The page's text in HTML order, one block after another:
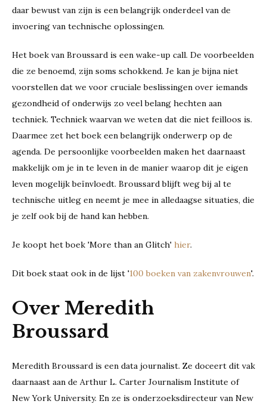
daar bewust van zijn is een belangrijk onderdeel van de
invoering van technische oplossingen.
Het boek van Broussard is een wake-up call. De voorbeelden
die ze benoemd, zijn soms schokkend. Je kan je bijna niet
voorstellen dat we voor cruciale beslissingen over iemands
gezondheid of onderwijs zo veel belang hechten aan
techniek. Techniek waarvan we weten dat die niet feilloos is.
Daarmee zet het boek een belangrijk onderwerp op de
agenda. De persoonlijke voorbeelden maken het daarnaast
makkelijk om je in te leven in de manier waarop dit je eigen
leven mogelijk beïnvloedt. Broussard blijft weg bij al te
technische uitleg en neemt je mee in alledaagse situaties, die
je zelf ook bij de hand kan hebben.
Je koopt het boek 'More than an Glitch' hier.
Dit boek staat ook in de lijst '100 boeken van zakenvrouwen'.
Over Meredith
Broussard
Meredith Broussard is een data journalist. Ze doceert dit vak
daarnaast aan de Arthur L. Carter Journalism Institute of
New York University. En ze is onderzoeksdirecteur van New